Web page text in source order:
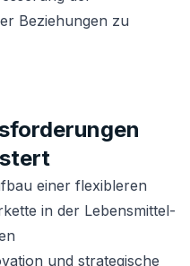
Beziehungen zu
einer flexibleren
in der Lebensmittel-
und strategische